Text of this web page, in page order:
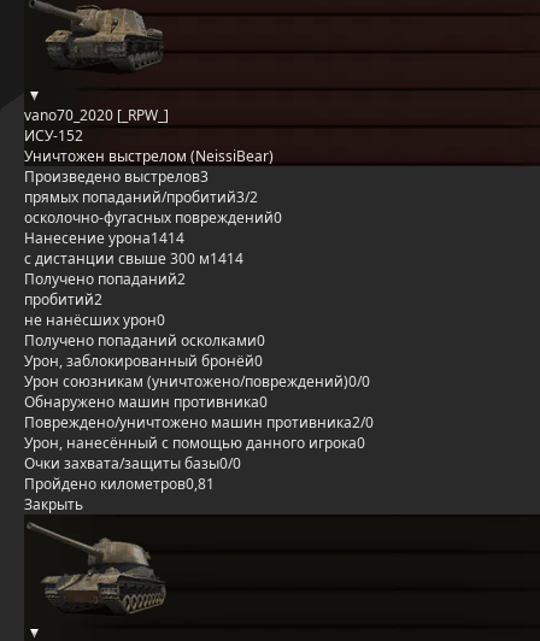
vano70_2020 [_RPW_]
ИСУ-152
Уничтожен выстрелом (NeissiBear)
Произведено выстрелов3
прямых попаданий/пробитий3/2
осколочно-фугасных повреждений0
Нанесение урона1414
с дистанции свыше 300 м1414
Получено попаданий2
пробитий2
не нанёсших урон0
Получено попаданий осколками0
Урон, заблокированный бронёй0
Урон союзникам (уничтожено/повреждений)0/0
Обнаружено машин противника0
Повреждено/уничтожено машин противника2/0
Урон, нанесённый с помощью данного игрока0
Очки захвата/защиты базы0/0
Пройдено километров0,81
Закрыть